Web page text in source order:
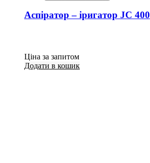
Аспіратор – іригатор JC 400
Ціна за запитом
Додати в кошик